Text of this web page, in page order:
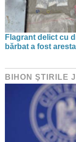
Flagrant delict cu
bărbat a fost
BIHON ŞTIRILE